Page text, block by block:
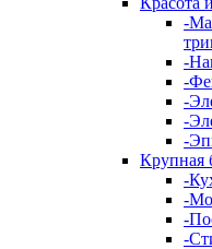
-
-
-
-
-
-
Крупная
-
-
-
-